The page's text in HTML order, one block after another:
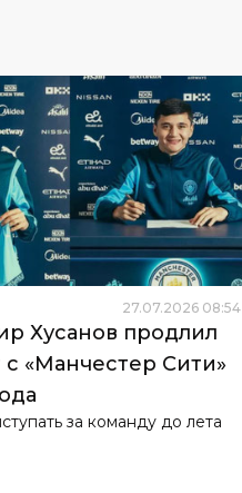
27.07.2026 08:54
Хусанов продлил
«Манчестер Сити»
за команду до лета